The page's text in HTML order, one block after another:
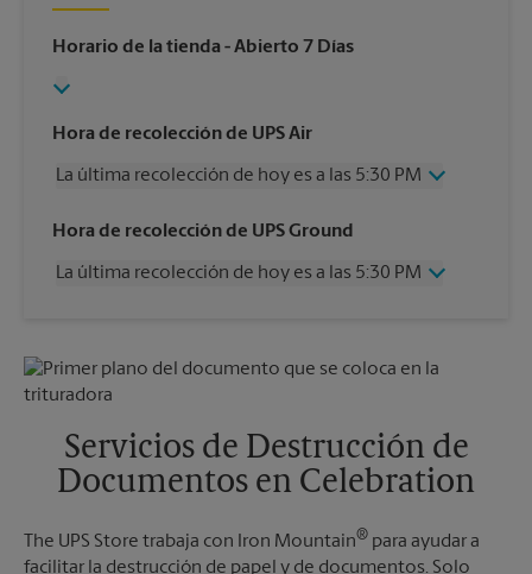
Horario de la tienda - Abierto 7 Días
Hora de recolección de UPS Air
La última recolección de hoy es a las 5:30 PM
Miércoles
5:30 PM
Viernes
5:30 PM
Martes
Hora de recolección de UPS Ground
La última recolección de hoy es a las 5:30 PM
Viernes
5:30 PM
Sábado
Lunes
5:30 PM
Martes
5:30 PM
Servicios de Destrucción de
Documentos en Celebration
The UPS Store trabaja con Iron Mountain® para ayudar a
facilitar la destrucción de papel y de documentos. Solo